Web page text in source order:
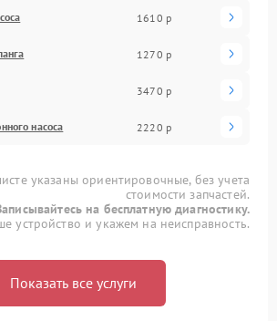
1610 р
1270 р
3470 р
насоса 2220 р
указаны ориентировочные, без учета
стоимости запчастей.
на бесплатную диагностику.
устройство и укажем на неисправность.
Показать все услуги